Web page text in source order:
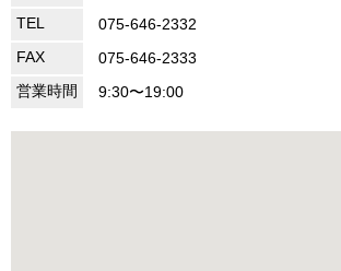
TEL
075-646-2332
FAX
075-646-2333
営業時間
9:30〜19:00